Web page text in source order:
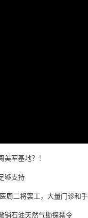
军基地？！
够支持
周二将罢工，大量门诊和
销石油天然气勘探禁令